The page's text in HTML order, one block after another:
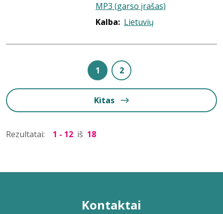
MP3 (garso įrašas)
Kalba: Lietuvių
1 2
Kitas
Rezultatai: 1 - 12 iš 18
Kontaktai